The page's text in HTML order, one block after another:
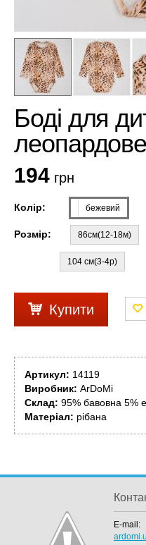
Боді для
194 грн
Колір: бежевий
Розмір: 86см(12-18м)
104 см(3-4р)
Купити
Артикул: 14119
Виробник: ArDoMi
Склад: 95% бавовна 5%
Матеріал: рібана
E-mail: